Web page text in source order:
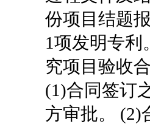
份项目结题
1项发明专利
究项目验收
(1)合同签订
方审批。 (2)